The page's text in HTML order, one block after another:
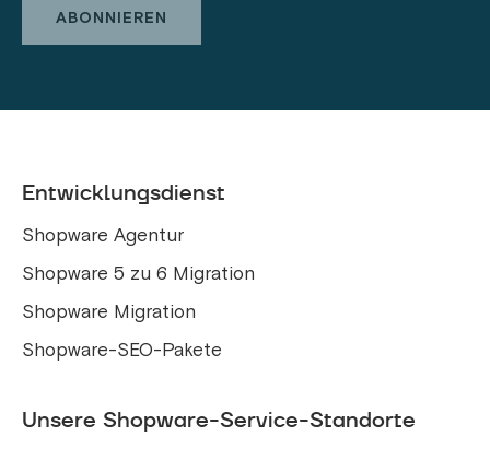
Entwicklungsdienst
Shopware Agentur
Shopware 5 zu 6 Migration
Shopware Migration
Shopware-SEO-Pakete
Unsere Shopware-Service-Standorte